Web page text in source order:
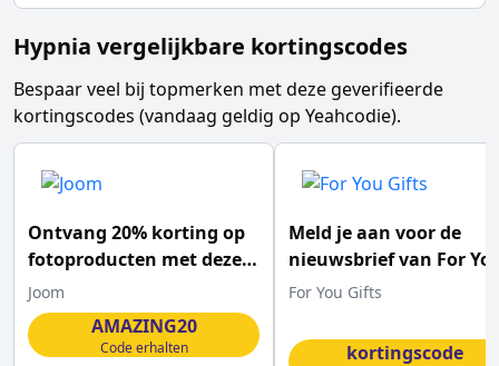
Hypnia vergelijkbare kortingscodes
Bespaar veel bij topmerken met deze geverifieerde
kortingscodes (vandaag geldig op Yeahcodie).
Ontvang 20% korting op
fotoproducten met deze
Joom kortingscode
Joom
AMAZING20
Code erhalten
Meld je aan voor de
nieuwsbrief van For
Gifts en ontvang 5%
For You Gifts
kortingscode